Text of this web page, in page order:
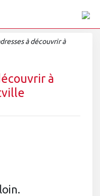
à découvrir à
à